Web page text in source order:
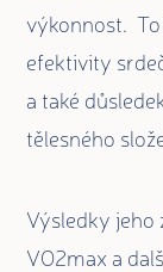
výkonnost.
efektivity
a také
tělesného
Výsledky jeho
VO2max a